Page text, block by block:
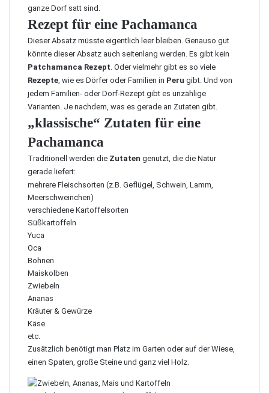
ganze Dorf satt sind.
Rezept für eine Pachamanca
Dieser Absatz müsste eigentlich leer bleiben. Genauso gut
könnte dieser Absatz auch seitenlang werden. Es gibt kein
Patchamanca Rezept. Oder vielmehr gibt es so viele
Rezepte, wie es Dörfer oder Familien in Peru gibt. Und von
jedem Familien- oder Dorf-Rezept gibt es unzählige
Varianten. Je nachdem, was es gerade an Zutaten gibt.
„klassische“ Zutaten für eine
Pachamanca
Traditionell werden die Zutaten genutzt, die die Natur
gerade liefert:
mehrere Fleischsorten (z.B. Geflügel, Schwein, Lamm,
Meerschweinchen)
verschiedene Kartoffelsorten
Süßkartoffeln
Yuca
Oca
Bohnen
Maiskolben
Zwiebeln
Ananas
Kräuter & Gewürze
Käse
etc.
Zusätzlich benötigt man Platz im Garten oder auf der Wiese,
einen Spaten, große Steine und ganz viel Holz.